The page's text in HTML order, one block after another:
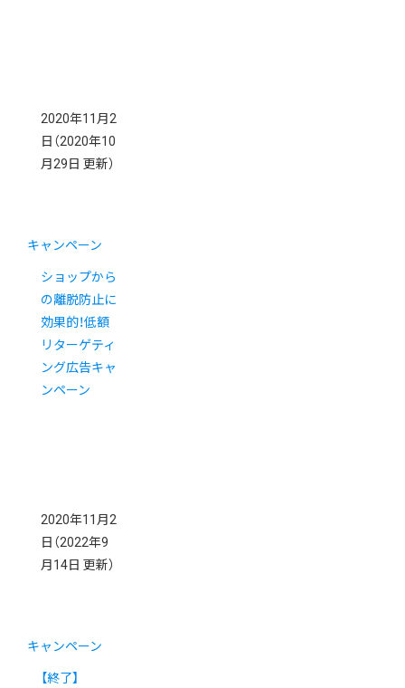
2020年11月2
日 （2020年10
月29日 更新）
キャンペーン
ショップから
の離脱防止に
効果的！低額
リターゲティ
ング広告キャ
ンペーン
2020年11月2
日 （2022年9
月14日 更新）
キャンペーン
【終了】